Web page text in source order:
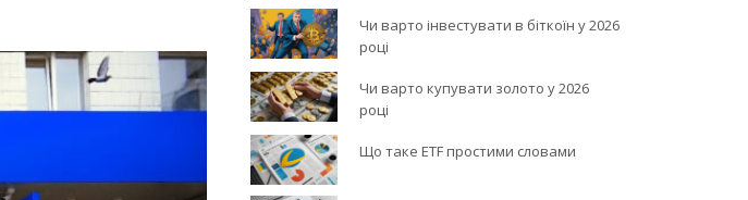
Чи варто інвестувати в біткоїн у 2026
році
Чи варто купувати золото у 2026
році
Що таке ETF простими словами